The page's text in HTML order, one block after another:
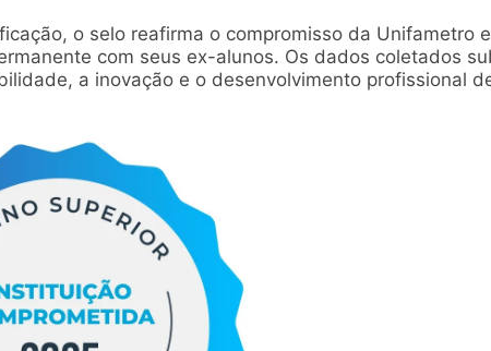
o selo reafirma o compromisso da
com seus ex-alunos. Os dados coletados
a inovação e o desenvolvimento profissional